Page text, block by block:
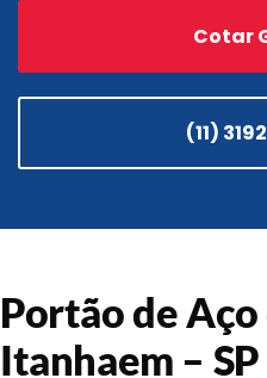
Cotar
(11)
Portão de
Itanhaem – SP